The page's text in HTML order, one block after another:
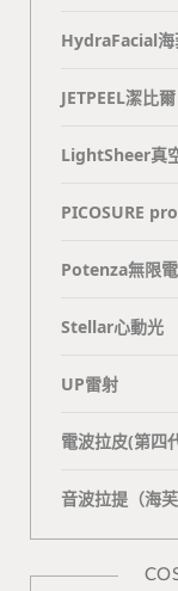
HydraFacial海
JETPEEL潔比爾
LightSheer真
PICOSURE
Potenza無限
Stellar心動光
UP雷射
電波拉皮(第四
⾳波拉提（海芙